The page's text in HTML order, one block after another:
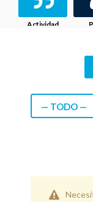
Actividad
— TODO —